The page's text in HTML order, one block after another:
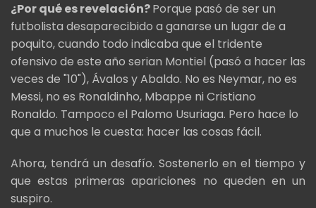
¿Por qué es revelación?Porque pasó de ser un
futbolista desaparecibido a ganarse un lugar de a
poquito, cuando todo indicaba que el tridente
ofensivo de este año serian Montiel (pasó a hacer las
veces de "10"), Ávalos y Abaldo. No es Neymar, no es
Messi, no es Ronaldinho, Mbappe ni Cristiano
Ronaldo. Tampoco el Palomo Usuriaga. Pero hace lo
que a muchos le cuesta: hacer las cosas fácil.
Ahora, tendrá un desafío. Sostenerlo en el tiempo y
que estas primeras apariciones no queden en un
suspiro.